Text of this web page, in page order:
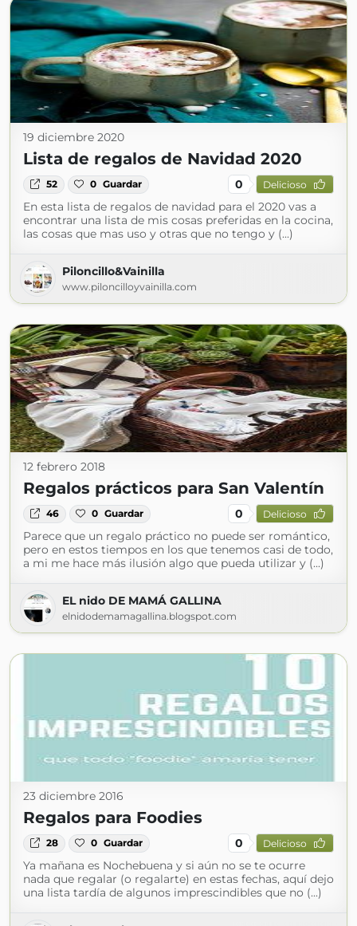
19 diciembre 2020
Lista de regalos de Navidad 2020
52 0 Guardar 0 Delicioso
En esta lista de regalos de navidad para el 2020 vas a
encontrar una lista de mis cosas preferidas en la cocina,
las cosas que mas uso y otras que no tengo y (...)
Piloncillo&Vainilla
www.piloncilloyvainilla.com
12 febrero 2018
Regalos prácticos para San Valentín
46 0 Guardar 0 Delicioso
Parece que un regalo práctico no puede ser romántico,
pero en estos tiempos en los que tenemos casi de todo,
a mi me hace más ilusión algo que pueda utilizar y (...)
EL nido DE MAMÁ GALLINA
elnidodemamagallina.blogspot.com
23 diciembre 2016
Regalos para Foodies
28 0 Guardar 0 Delicioso
Ya mañana es Nochebuena y si aún no se te ocurre
nada que regalar (o regalarte) en estas fechas, aquí dejo
una lista tardía de algunos imprescindibles que no (...)